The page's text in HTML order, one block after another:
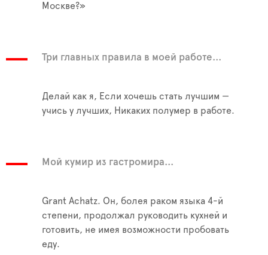
Москве?»
Три главных правила в моей работе...
Делай как я, Если хочешь стать лучшим —
учись у лучших, Никаких полумер в работе.
Мой кумир из гастромира...
Grant Achatz. Он, болея раком языка 4-й
степени, продолжал руководить кухней и
готовить, не имея возможности пробовать
еду.